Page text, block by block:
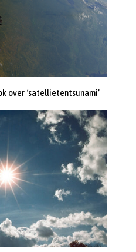
over ‘satellietentsunami’